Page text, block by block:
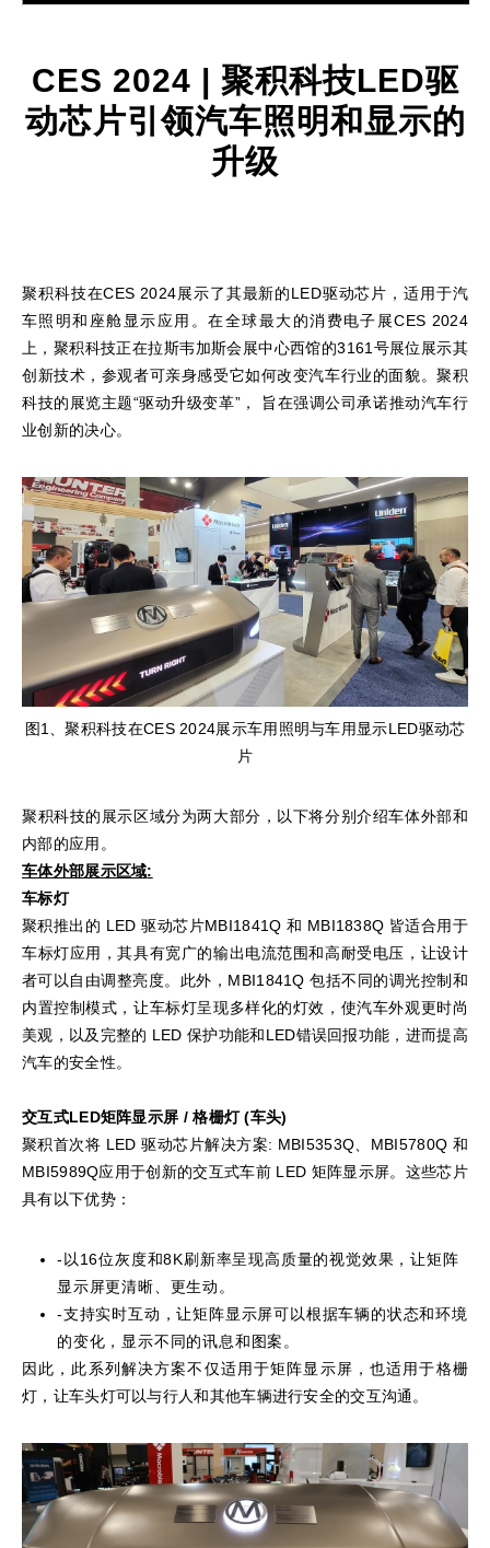
CES 2024 | 聚积科技LED驱
动芯片引领汽车照明和显示的
升级
聚积科技在CES 2024展示了其最新的LED驱动芯片，适用于汽
车照明和座舱显示应用。在全球最大的消费电子展CES 2024
上，聚积科技正在拉斯韦加斯会展中心西馆的3161号展位展示其
创新技术，参观者可亲身感受它如何改变汽车行业的面貌。聚积
科技的展览主题“驱动升级变革”， 旨在强调公司承诺推动汽车行
业创新的决心。
图1、聚积科技在CES 2024展示车用照明与车用显示LED驱动芯
片
聚积科技的展示区域分为两大部分，以下将分别介绍车体外部和
内部的应用。
车体外部展示区域:
车标灯
聚积推出的 LED 驱动芯片MBI1841Q 和 MBI1838Q 皆适合用于
车标灯应用，其具有宽广的输出电流范围和高耐受电压，让设计
者可以自由调整亮度。此外，MBI1841Q 包括不同的调光控制和
内置控制模式，让车标灯呈现多样化的灯效，使汽车外观更时尚
美观，以及完整的 LED 保护功能和LED错误回报功能，进而提高
汽车的安全性。
交互式LED矩阵显示屏 /格栅灯(车头)
聚积首次将 LED 驱动芯片解决方案: MBI5353Q、MBI5780Q 和
MBI5989Q应用于创新的交互式车前 LED 矩阵显示屏。这些芯片
具有以下优势：
-以16位灰度和8K刷新率呈现高质量的视觉效果，让矩阵
显示屏更清晰、更生动。
-支持实时互动，让矩阵显示屏可以根据车辆的状态和环境
的变化，显示不同的讯息和图案。
因此，此系列解决方案不仅适用于矩阵显示屏，也适用于格栅
灯，让车头灯可以与行人和其他车辆进行安全的交互沟通。